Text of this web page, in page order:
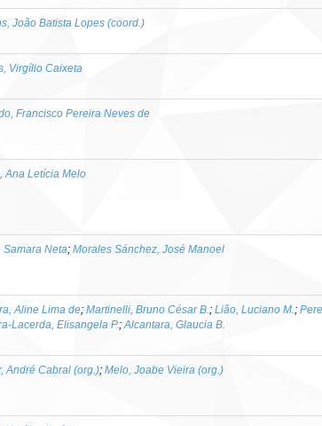
João Batista Lopes (coord.)
Virgílio Caixeta
Francisco Pereira Neves de
Ana Letícia Melo
Samara Neta; Morales Sánchez, José Manoel
Aline Lima de; Martinelli, Bruno César B. ; Lião, Luciano M. ;
Lacerda, Elisangela P.; Alcantara, Glaucia B.
André Cabral (org.); Melo, Joabe Vieira (org.)